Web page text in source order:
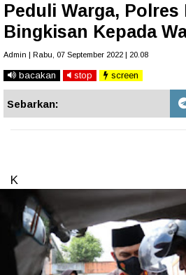
Peduli Warga,
Bingkisan Kepada
Admin | Rabu, 07 September 2022 | 20.08
bacakan stop screen
Sebarkan:
K